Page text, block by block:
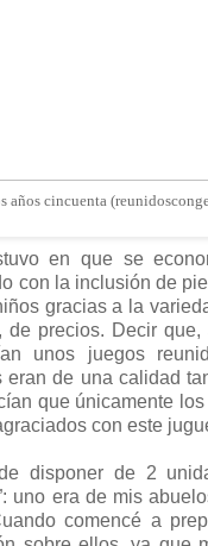
años cincuenta
en que se
con la inclusión de
gracias a la
de precios. Decir
unos juegos
eran de una calidad
que únicamente
con este
disponer de 2
uno era de mis
comencé a